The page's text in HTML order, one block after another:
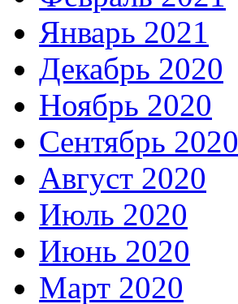
Январь 2021
Декабрь 2020
Ноябрь 2020
Сентябрь 2020
Август 2020
Июль 2020
Июнь 2020
Март 2020